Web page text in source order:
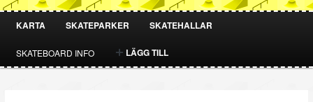
HOPPA
TILL
HOPPA
TILL
KARTA SKATEPARKER SKATEHALLAR
SKATEBOARD INFO LÄGG TILL